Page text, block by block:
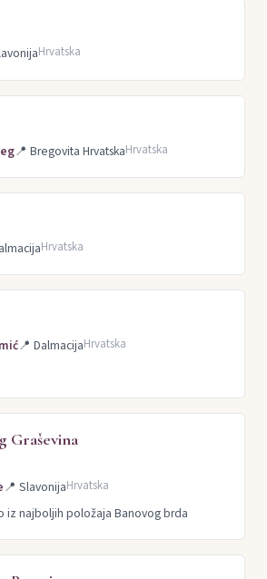
Hrvatska
📍 Bregovita HrvatskaHrvatska
Hrvatska
📍 DalmacijaHrvatska
Graševina
📍 SlavonijaHrvatska
iz najboljih položaja Banovog brda